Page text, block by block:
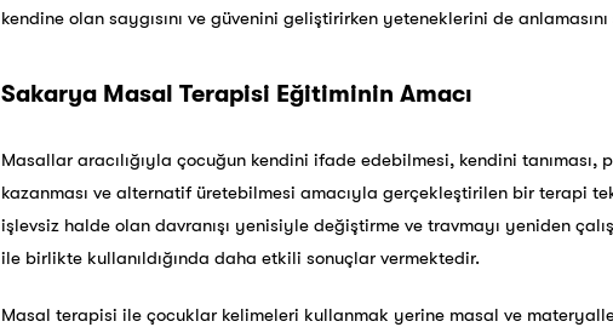
kendine olan saygısını ve güvenini geliştirirken yeteneklerini de
Sakarya Masal Terapisi Eğitiminin Amacı
Masallar aracılığıyla çocuğun kendini ifade edebilmesi, kendini tanıması,
kazanması ve alternatif üretebilmesi amacıyla gerçekleştirilen bir terapi
işlevsiz halde olan davranışı yenisiyle değiştirme ve travmayı yeniden
ile birlikte kullanıldığında daha etkili sonuçlar vermektedir.
Masal terapisi ile çocuklar kelimeleri kullanmak yerine masal ve